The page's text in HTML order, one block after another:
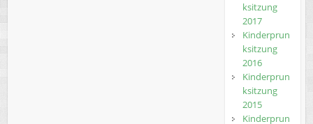
ksitzung
2017
Kinderprun
ksitzung
2016
Kinderprun
ksitzung
2015
Kinderprun